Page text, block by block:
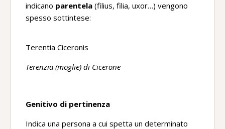
indicano parentela (filius, filia, uxor…) vengono
spesso sottintese:
Terentia Ciceronis
Terenzia (moglie) di Cicerone
Genitivo di pertinenza
Indica una persona a cui spetta un determinato